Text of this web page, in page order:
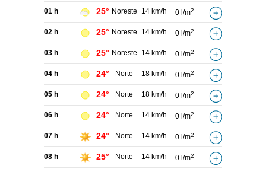
01 h 25° Noreste 14 km/h 0 l/m2
02 h 25° Noreste 14 km/h 0 l/m2
03 h 25° Noreste 14 km/h 0 l/m2
04 h 24° Norte 18 km/h 0 l/m2
05 h 24° Norte 18 km/h 0 l/m2
06 h 24° Norte 14 km/h 0 l/m2
07 h 24° Norte 14 km/h 0 l/m2
08 h 25° Norte 14 km/h 0 l/m2